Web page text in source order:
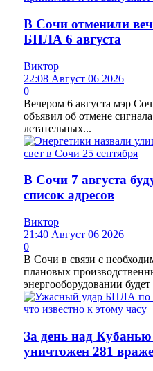
В Сочи отменили
БПЛА 6 августа
Виктор
22:08 Август 06 2026
0
Вечером 6 августа мэр
объявил об отмене
летательных...
В Сочи 7 августа
список адресов
Виктор
21:40 Август 06 2026
0
В Сочи в связи с
плановых
энергооборудовании
За день над
уничтожен 281